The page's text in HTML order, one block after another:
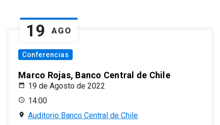
19 AGO
Conferencias
Marco Rojas, Banco Central de Chile
19 de Agosto de 2022
14:00
Auditorio Banco Central de Chile